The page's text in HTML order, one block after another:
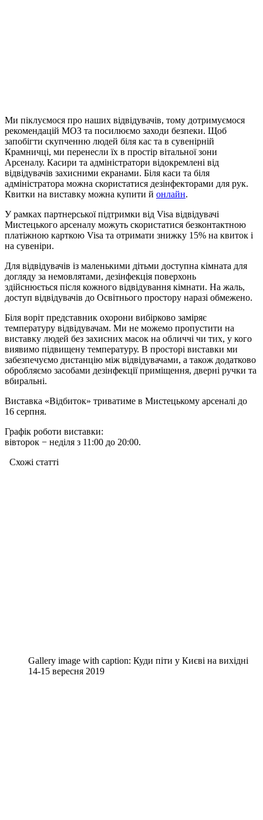
Ми піклуємося про наших відвідувачів, тому дотримуємося
рекомендацій МОЗ та посилюємо заходи безпеки. Щоб
запобігти скупченню людей біля кас та в сувенірній
Крамничці, ми перенесли їх в простір вітальної зони
Арсеналу. Касири та адміністратори відокремлені від
відвідувачів захисними екранами. Біля каси та біля
адміністратора можна скористатися дезінфекторами для рук.
Квитки на виставку можна купити й онлайн.
У рамках партнерської підтримки від Visa відвідувачі
Мистецького арсеналу можуть скористатися безконтактною
платіжною карткою Visa та отримати знижку 15% на квиток і
на сувеніри.
Для відвідувачів із маленькими дітьми доступна кімната для
догляду за немовлятами, дезінфекція поверхонь
здійснюється після кожного відвідування кімнати. На жаль,
доступ відвідувачів до Освітнього простору наразі обмежено.
Біля воріт представник охорони вибірково заміряє
температуру відвідувачам. Ми не можемо пропустити на
виставку людей без захисних масок на обличчі чи тих, у кого
виявимо підвищену температуру. В просторі виставки ми
забезпечуємо дистанцію між відвідувачами, а також додатково
обробляємо засобами дезінфекції приміщення, дверні ручки та
вбиральні.
Виставка «Відбиток» триватиме в Мистецькому арсеналі до
16 серпня.
Графік роботи виставки:
вівторок − неділя з 11:00 до 20:00.
Схожі статтi
Gallery image with caption: Куди піти у Києві на вихідні
14-15 вересня 2019